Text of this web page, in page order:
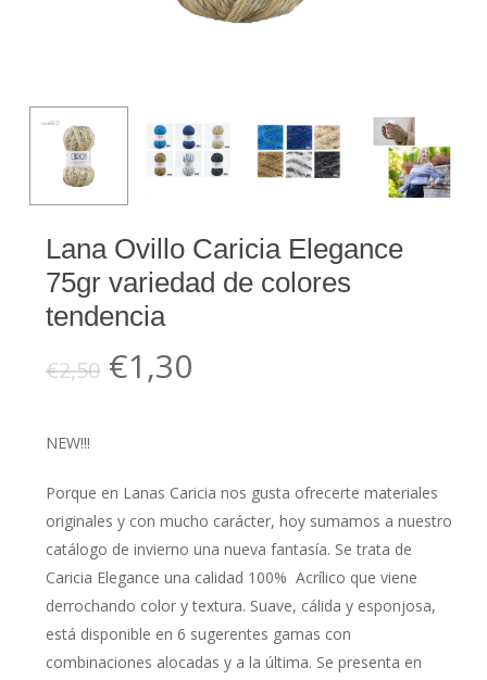
Lana Ovillo Caricia Elegance
75gr variedad de colores
tendencia
€2,50 El
precio
€2,50.
€1,30El
€1,30.
NEW!!!
Porque en Lanas Caricia nos gusta ofrecerte materiales
originales y con mucho carácter, hoy sumamos a nuestro
catálogo de invierno una nueva fantasía. Se trata de
Caricia Elegance una calidad 100% Acrílico que viene
derrochando color y textura. Suave, cálida y esponjosa,
está disponible en 6 sugerentes gamas con
combinaciones alocadas y a la última. Se presenta en